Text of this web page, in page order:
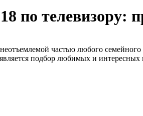
по телевизору:
частью любого
подбор любимых и